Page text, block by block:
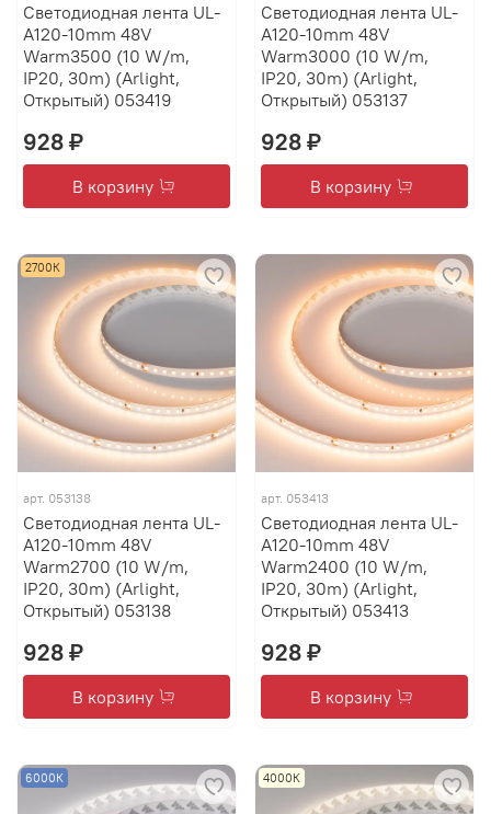
Светодиодная лента UL-
A120-10mm 48V
Warm3500 (10 W/m,
IP20, 30m) (Arlight,
Открытый) 053419
928 ₽
В корзину
Светодиодная лента UL-
A120-10mm 48V
Warm3000 (10 W/m,
IP20, 30m) (Arlight,
Открытый) 053137
928 ₽
В корзину
2700К
арт. 053138
Светодиодная лента UL-
A120-10mm 48V
Warm2700 (10 W/m,
IP20, 30m) (Arlight,
Открытый) 053138
928 ₽
В корзину
арт. 053413
Светодиодная лента UL-
A120-10mm 48V
Warm2400 (10 W/m,
IP20, 30m) (Arlight,
Открытый) 053413
928 ₽
В корзину
6000К 4000К